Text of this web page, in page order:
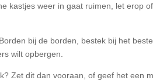
kastjes weer in gaat ruimen, let erop
bij de borden, bestek bij het
wilt opbergen.
Zet dit dan vooraan, of geef het een